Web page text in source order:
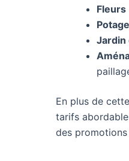
Fleurs
Jardin
En plus de
tarifs
des